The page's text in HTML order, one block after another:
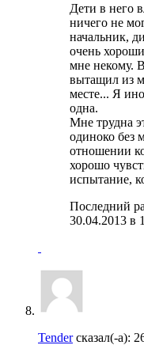
Дети в него
ничего не
начальник,
очень
мне некому.
вытащил из
месте... Я
одна.
Мне трудна
одиноко без
отношении
хорошо
испытание,
Последний
30.04.2013 в
Tenderсказал(-а):